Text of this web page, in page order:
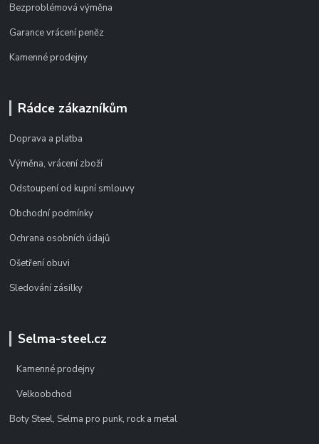
Bezproblémová výměna
Garance vrácení peněz
Kamenné prodejny
Rádce zákazníkům
Doprava a platba
Výměna, vrácení zboží
Odstoupení od kupní smlouvy
Obchodní podmínky
Ochrana osobních údajů
Ošetření obuvi
Sledování zásilky
Selma-steel.cz
Kamenné prodejny
Velkoobchod
Boty Steel, Selma pro punk, rock a metal